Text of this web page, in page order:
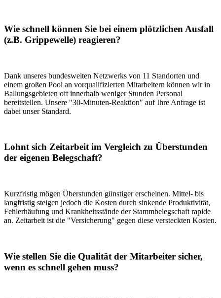
Wie schnell können Sie bei einem plötzlichen Ausfall
(z.B. Grippewelle) reagieren?
Dank unseres bundesweiten Netzwerks von 11 Standorten und
einem großen Pool an vorqualifizierten Mitarbeitern können wir in
Ballungsgebieten oft innerhalb weniger Stunden Personal
bereitstellen. Unsere "30-Minuten-Reaktion" auf Ihre Anfrage ist
dabei unser Standard.
Lohnt sich Zeitarbeit im Vergleich zu Überstunden
der eigenen Belegschaft?
Kurzfristig mögen Überstunden günstiger erscheinen. Mittel- bis
langfristig steigen jedoch die Kosten durch sinkende Produktivität,
Fehlerhäufung und Krankheitsstände der Stammbelegschaft rapide
an. Zeitarbeit ist die "Versicherung" gegen diese versteckten Kosten.
Wie stellen Sie die Qualität der Mitarbeiter sicher,
wenn es schnell gehen muss?